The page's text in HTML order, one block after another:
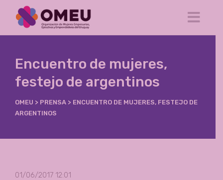
Encuentro de mujeres,
festejo de argentinos
OMEU > PRENSA > ENCUENTRO DE MUJERES, FESTEJO DE
ARGENTINOS
01/06/2017 12:01